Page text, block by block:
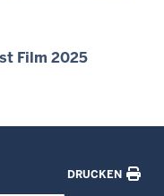
Film 2025
DRUCKEN